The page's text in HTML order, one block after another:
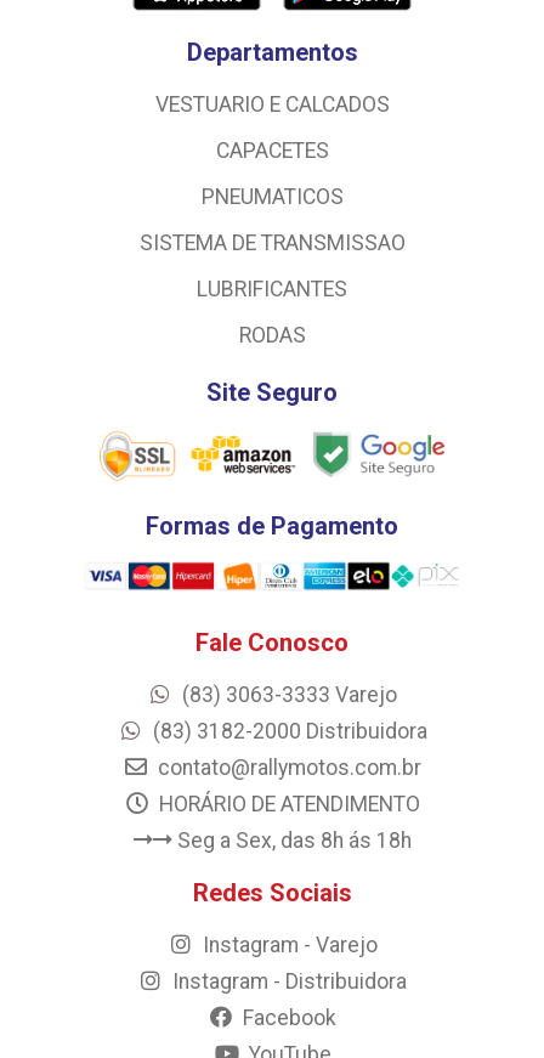
Departamentos
VESTUARIO E CALCADOS
CAPACETES
PNEUMATICOS
SISTEMA DE TRANSMISSAO
LUBRIFICANTES
RODAS
Site Seguro
Formas de Pagamento
Fale Conosco
(83) 3063-3333 Varejo
(83) 3182-2000 Distribuidora
contato@rallymotos.com.br
HORÁRIO DE ATENDIMENTO
Seg a Sex, das 8h ás 18h
Redes Sociais
Instagram - Varejo
Instagram - Distribuidora
Facebook